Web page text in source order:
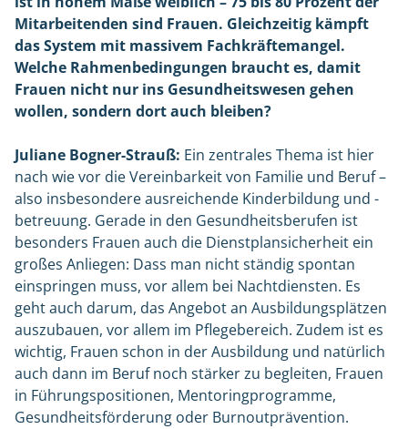
Mitarbeitenden sind Frauen. Gleichzeitig kämpft
das System mit massivem Fachkräftemangel.
Welche Rahmenbedingungen braucht es, damit
Frauen nicht nur ins Gesundheitswesen gehen
wollen, sondern dort auch bleiben?
Juliane Bogner-Strauß: Ein zentrales Thema ist hier
nach wie vor die Vereinbarkeit von Familie und Beruf –
also insbesondere ausreichende Kinderbildung und -
betreuung. Gerade in den Gesundheitsberufen ist
besonders Frauen auch die Dienstplansicherheit ein
großes Anliegen: Dass man nicht ständig spontan
einspringen muss, vor allem bei Nachtdiensten. Es
geht auch darum, das Angebot an Ausbildungsplätzen
auszubauen, vor allem im Pflegebereich. Zudem ist es
wichtig, Frauen schon in der Ausbildung und natürlich
auch dann im Beruf noch stärker zu begleiten, Frauen
in Führungspositionen, Mentoringprogramme,
Gesundheitsförderung oder Burnoutprävention.